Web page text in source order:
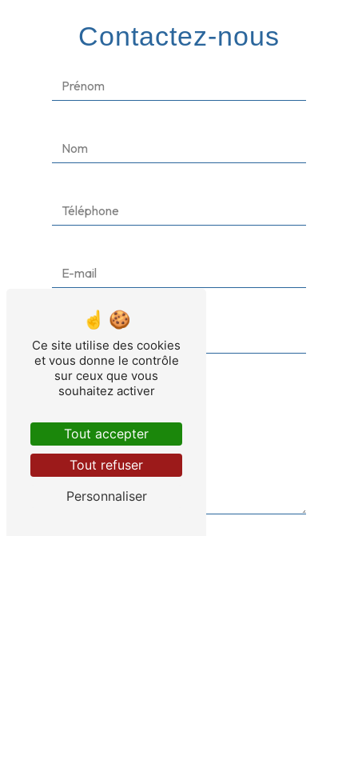
Contactez-nous
Ce site utilise des cookies
et vous donne le contrôle
sur ceux que vous
souhaitez activer
Tout accepter
Tout refuser
Personnaliser